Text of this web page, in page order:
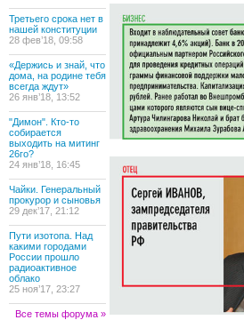
Третьего срока нет в
нашей конституции
28 фев’18, 09:58
«Держись и знай, что
дома, на родине тебя
всегда ждут»
26 янв’18, 13:52
"Димон". Кто-то
собирается
выходить на митинг
26го?
24 янв’18, 16:45
Чайки. Генеральный
прокурор и сыновья
29 дек’17, 21:12
Пути изотопа. Над
какими городами
России прошло
радиоактивное
облако
25 ноя’17, 23:27
Все темы форума »